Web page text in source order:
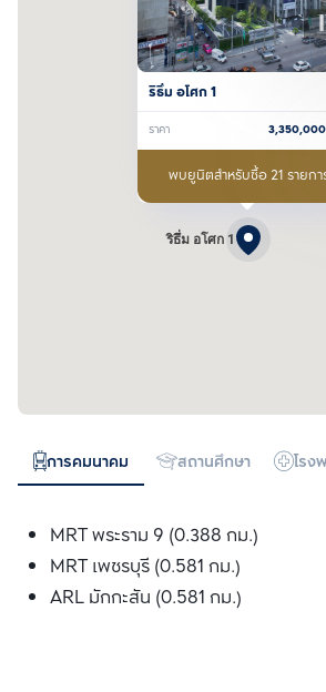
ริธึ่ม อโศก 1
ริธึ่ม อโศก 1
ราคา 3,350,000
พบยูนิตสำหรับซื้อ 21 รายกา
การคมนาคม สถานศึกษา โรง
MRT พระราม 9 (0.388 กม.)
MRT เพชรบุรี (0.581 กม.)
ARL มักกะสัน (0.581 กม.)